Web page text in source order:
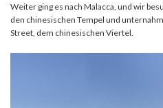
Weiter ging es nach Malacca, und wir
den chinesischen Tempel und
Street, dem chinesischen Viertel.